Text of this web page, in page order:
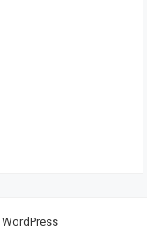
WordPress